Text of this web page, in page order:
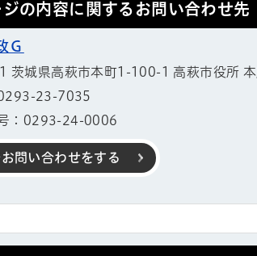
ジの内容に関するお問い合わせ先
Ｇ
茨城県高萩市本町1-100-1 高萩市役所
23-7035
：0293-24-0006
問い合わせをする